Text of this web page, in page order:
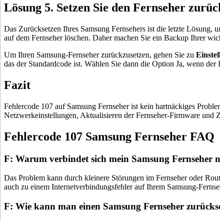
Lösung 5. Setzen Sie den Fernseher
Das Zurücksetzen Ihres Samsung Fernsehers ist die letzte
auf dem Fernseher löschen. Daher machen Sie ein Backup Ihrer
Um Ihren Samsung-Fernseher zurückzusetzen, gehen Sie zu
das der Standardcode ist. Wählen Sie dann die Option Ja, wenn
Fazit
Fehlercode 107 auf Samsung Fernseher ist kein hartnäckiges
Netzwerkeinstellungen, Aktualisieren der Fernseher-Firmware und
Fehlercode 107 Samsung Fernseher FAQ
F: Warum verbindet sich mein Samsung Fernseher
Das Problem kann durch kleinere Störungen im Fernseher oder
auch zu einem Internetverbindungsfehler auf Ihrem Samsung-
F: Wie kann man einen Samsung Fernseher